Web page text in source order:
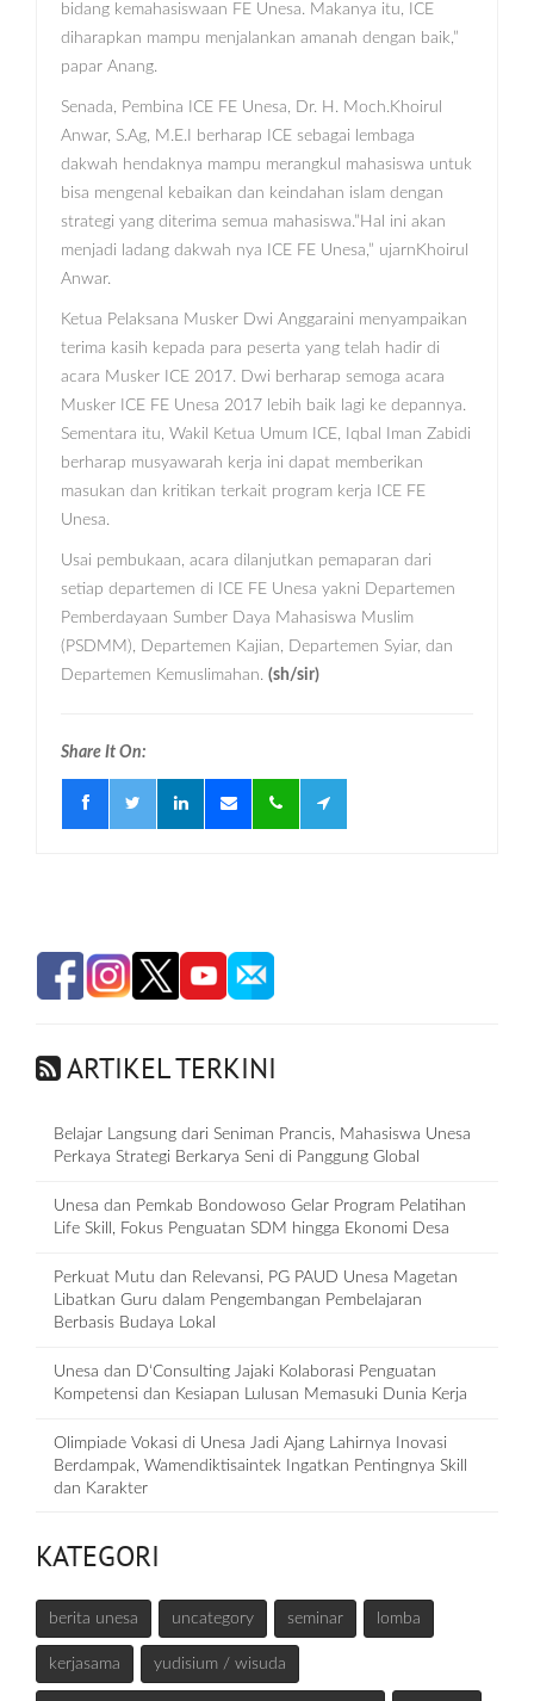
bidang kemahasiswaan FE Unesa. Makanya itu, ICE
diharapkan mampu menjalankan amanah dengan baik,”
papar Anang.
Senada, Pembina ICE FE Unesa, Dr. H. Moch.Khoirul
Anwar, S.Ag, M.E.I berharap ICE sebagai lembaga
dakwah hendaknya mampu merangkul mahasiswa untuk
bisa mengenal kebaikan dan keindahan islam dengan
strategi yang diterima semua mahasiswa.”Hal ini akan
menjadi ladang dakwah nya ICE FE Unesa,” ujarnKhoirul
Anwar.
Ketua Pelaksana Musker Dwi Anggaraini menyampaikan
terima kasih kepada para peserta yang telah hadir di
acara Musker ICE 2017. Dwi berharap semoga acara
Musker ICE FE Unesa 2017 lebih baik lagi ke depannya.
Sementara itu, Wakil Ketua Umum ICE, Iqbal Iman Zabidi
berharap musyawarah kerja ini dapat memberikan
masukan dan kritikan terkait program kerja ICE FE
Unesa.
Usai pembukaan, acara dilanjutkan pemaparan dari
setiap departemen di ICE FE Unesa yakni Departemen
Pemberdayaan Sumber Daya Mahasiswa Muslim
(PSDMM), Departemen Kajian, Departemen Syiar, dan
Departemen Kemuslimahan. (sh/sir)
Share It On:
ARTIKEL TERKINI
Belajar Langsung dari Seniman Prancis, Mahasiswa Unesa
Perkaya Strategi Berkarya Seni di Panggung Global
Unesa dan Pemkab Bondowoso Gelar Program Pelatihan
Life Skill, Fokus Penguatan SDM hingga Ekonomi Desa
Perkuat Mutu dan Relevansi, PG PAUD Unesa Magetan
Libatkan Guru dalam Pengembangan Pembelajaran
Berbasis Budaya Lokal
Unesa dan D‘Consulting Jajaki Kolaborasi Penguatan
Kompetensi dan Kesiapan Lulusan Memasuki Dunia Kerja
Olimpiade Vokasi di Unesa Jadi Ajang Lahirnya Inovasi
Berdampak, Wamendiktisaintek Ingatkan Pentingnya Skill
dan Karakter
KATEGORI
berita unesa uncategory seminar lomba
kerjasama yudisium / wisuda